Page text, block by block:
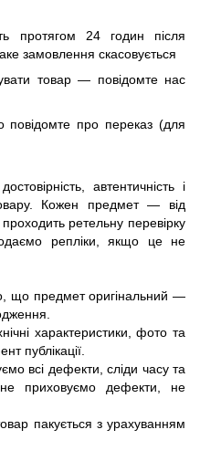
протягом 24 годин після
замовлення скасовується
товар — повідомте нас
повідомте про переказ (для
автентичність і
Кожен предмет — від
ретельну перевірку
репліки, якщо це не
що предмет оригінальний —
характеристики, фото та
публікації.
всі дефекти, сліди часу та
приховуємо дефекти, не
пакується з урахуванням